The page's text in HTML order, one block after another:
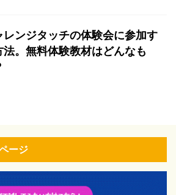
レンジタッチの体験会に参加す
法。無料体験教材はどんなも
ージ